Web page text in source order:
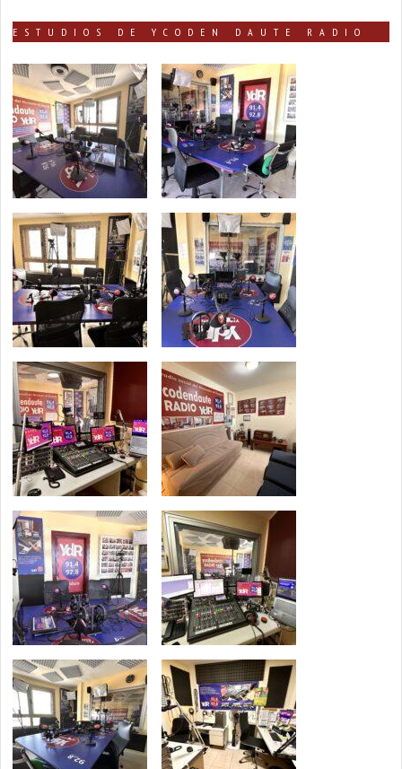
ESTUDIOS DE YCODEN DAUTE RADIO